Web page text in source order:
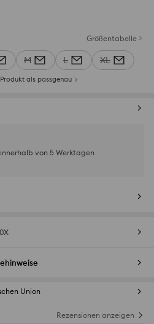
Größentabelle
M L XL
als passgenau
von 5 Werktagen
Union
Rezensionen anzeigen